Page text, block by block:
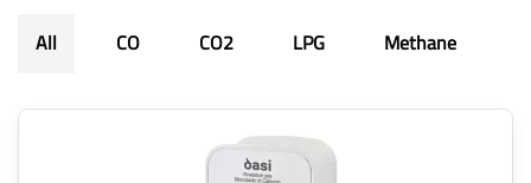
All CO CO2 LPG Methane